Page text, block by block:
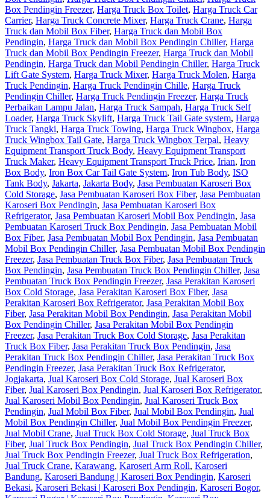
Box Pendingin Freezer, Harga Truck Box Toilet, Harga Truck Car
Carrier, Harga Truck Concrete Mixer, Harga Truck Crane, Harga
Truck dan Mobil Box Fiber, Harga Truck dan Mobil Box
Pendingin, Harga Truck dan Mobil Box Pendingin Chiller, Harga
Truck dan Mobil Box Pendingin Freezer, Harga Truck dan Mobil
Pendingin, Harga Truck dan Mobil Pendingin Chiller, Harga Truck
Lift Gate System, Harga Truck Mixer, Harga Truck Molen, Harga
Truck Pendingin, Harga Truck Pendingin Chille, Harga Truck
Pendingin Chiller, Harga Truck Pendingin Freezer, Harga Truck
Perbaikan Lampu Jalan, Harga Truck Sampah, Harga Truck Self
Loader, Harga Truck Skylift, Harga Truck Tail Gate system, Harga
Truck Tangki, Harga Truck Towing, Harga Truck Wingbox, Harga
Truck Wingbox Tail Gate, Harga Truck Wingbox Terpal, Heavy
Equipment Transport Truck Body, Heavy Equipment Transport
Truck Maker, Heavy Equipment Transport Truck Price, Irian, Iron
Box Body, Iron Box Car Tail Gate System, Iron Tub Body, ISO
Tank Body, Jakarta, Jakarta Body, Jasa Pembuatan Karoseri Box
Cold Storage, Jasa Pembuatan Karoseri Box Fiber, Jasa Pembuatan
Karoseri Box Pendingin, Jasa Pembuatan Karoseri Box
Refrigerator, Jasa Pembuatan Karoseri Mobil Box Pendingin, Jasa
Pembuatan Karoseri Truck Box Pendingin, Jasa Pembuatan Mobil
Box Fiber, Jasa Pembuatan Mobil Box Pendingin, Jasa Pembuatan
Mobil Box Pendingin Chiller, Jasa Pembuatan Mobil Box Pendingin
Freezer, Jasa Pembuatan Truck Box Fiber, Jasa Pembuatan Truck
Box Pendingin, Jasa Pembuatan Truck Box Pendingin Chiller, Jasa
Pembuatan Truck Box Pendingin Freezer, Jasa Perakitan Karoseri
Box Cold Storage, Jasa Perakitan Karoseri Box Fiber, Jasa
Perakitan Karoseri Box Refrigerator, Jasa Perakitan Mobil Box
Fiber, Jasa Perakitan Mobil Box Pendingin, Jasa Perakitan Mobil
Box Pendingin Chiller, Jasa Perakitan Mobil Box Pendingin
Freezer, Jasa Perakitan Truck Box Cold Storage, Jasa Perakitan
Truck Box Fiber, Jasa Perakitan Truck Box Pendingin, Jasa
Perakitan Truck Box Pendingin Chiller, Jasa Perakitan Truck Box
Pendingin Freezer, Jasa Perakitan Truck Box Refrigerator,
Jogjakarta, Jual Karoseri Box Cold Storage, Jual Karoseri Box
Fiber, Jual Karoseri Box Pendingin, Jual Karoseri Box Refrigerator,
Jual Karoseri Mobil Box Pendingin, Jual Karoseri Truck Box
Pendingin, Jual Mobil Box Fiber, Jual Mobil Box Pendingin, Jual
Mobil Box Pendingin Chiller, Jual Mobil Box Pendingin Freezer,
Jual Mobil Crane, Jual Truck Box Cold Storage, Jual Truck Box
Fiber, Jual Truck Box Pendingin, Jual Truck Box Pendingin Chiller,
Jual Truck Box Pendingin Freezer, Jual Truck Box Refrigeration,
Jual Truck Crane, Karawang, Karoseri Arm Roll, Karoseri
Bandung, Karoseri Bandung | Karoseri Box Pendingin, Karoseri
Bekasi, Karoseri Bekasi | Karoseri Box Pendingin, Karoseri Bogor,